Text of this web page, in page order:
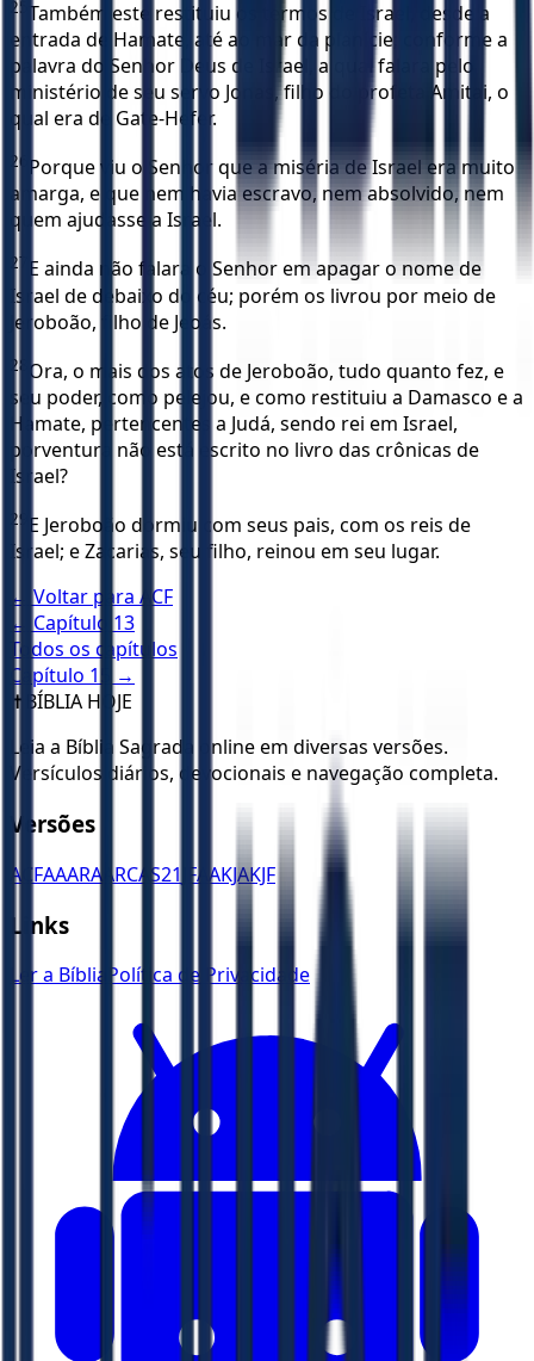
25 Também este restituiu os termos de Israel, desde a
entrada de Hamate, até ao mar da planície; conforme a
palavra do Senhor Deus de Israel, a qual falara pelo
ministério de seu servo Jonas, filho do profeta Amitai, o
qual era de Gate-Hefer.
26 Porque viu o Senhor que a miséria de Israel era muito
amarga, e que nem havia escravo, nem absolvido, nem
quem ajudasse a Israel.
27 E ainda não falara o Senhor em apagar o nome de
Israel de debaixo do céu; porém os livrou por meio de
Jeroboão, filho de Jeoás.
28 Ora, o mais dos atos de Jeroboão, tudo quanto fez, e
seu poder, como pelejou, e como restituiu a Damasco e a
Hamate, pertencentes a Judá, sendo rei em Israel,
porventura não está escrito no livro das crônicas de
Israel?
29 E Jeroboão dormiu com seus pais, com os reis de
Israel; e Zacarias, seu filho, reinou em seu lugar.
← Voltar para ACF
← Capítulo 13
Todos os capítulos
Capítulo 15
→
✝️ BÍBLIA HOJE
Leia a Bíblia Sagrada online em diversas versões.
Versículos diários, devocionais e navegação completa.
Versões
ACFAAARA ARCAS21 JFAAKJAKJF
Links
Ler a Bíblia Política de Privacidade